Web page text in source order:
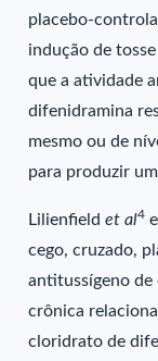
placebo-
indução de
que a atividade
difenidramina
mesmo ou de
para produzir
Lilienfieldet al4
cego, cruzado,
antitussígeno
crônica
cloridrato de